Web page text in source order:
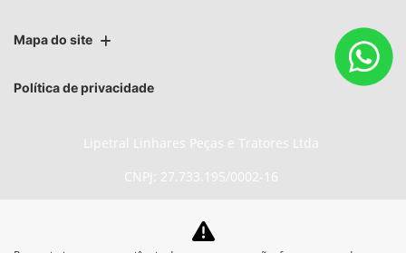
Mapa do site
Política de privacidade
Lipetral Linhares Peças e Tratores Ltda
CNPJ: 27.733.195/0002-16